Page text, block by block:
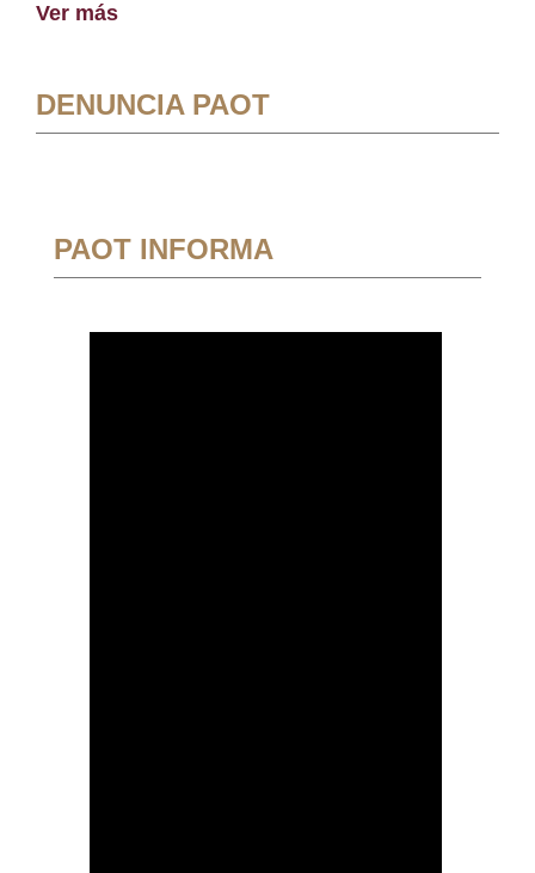
Ver más
DENUNCIA PAOT
PAOT INFORMA